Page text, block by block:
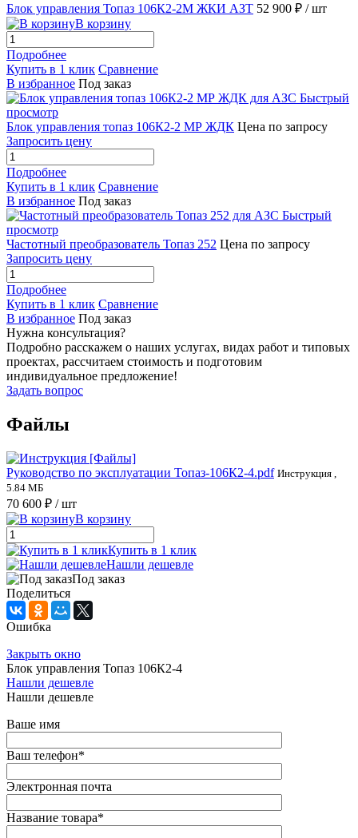
Блок управления Топаз 106К2-2М ЖКИ АЗТ 52 900 ₽ / шт
В корзину
Подробнее
Купить в 1 клик Сравнение
В избранное Под заказ
Быстрый
просмотр
Блок управления топаз 106К2-2 МР ЖДК Цена по запросу
Запросить цену
Подробнее
Купить в 1 клик Сравнение
В избранное Под заказ
Быстрый
просмотр
Частотный преобразователь Топаз 252 Цена по запросу
Запросить цену
Подробнее
Купить в 1 клик Сравнение
В избранное Под заказ
Нужна консультация?
Подробно расскажем о наших услугах, видах работ и типовых
проектах, рассчитаем стоимость и подготовим
индивидуальное предложение!
Задать вопрос
Файлы
Руководство по эксплуатации Топаз-106К2-4.pdf Инструкция ,
5.84 МБ
70 600 ₽ / шт
В корзину
Купить в 1 клик
Нашли дешевле
Под заказ
Поделиться
Ошибка
Закрыть окно
Блок управления Топаз 106К2-4
Нашли дешевле
Нашли дешевле
Ваше имя
Ваш телефон*
Электронная почта
Название товара*